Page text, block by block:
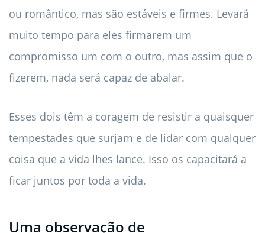
ou romântico, mas são estáveis ​​e firmes. Levará
muito tempo para eles firmarem um
compromisso um com o outro, mas assim que o
fizerem, nada será capaz de abalar.
Esses dois têm a coragem de resistir a quaisquer
tempestades que surjam e de lidar com qualquer
coisa que a vida lhes lance. Isso os capacitará a
ficar juntos por toda a vida.
Uma observação de